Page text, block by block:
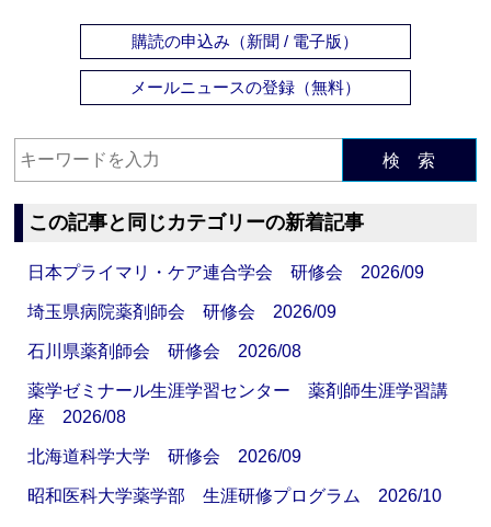
購読の申込み（新聞 / 電子版）
メールニュースの登録（無料）
検 索
この記事と同じカテゴリーの新着記事
日本プライマリ・ケア連合学会 研修会 2026/09
埼玉県病院薬剤師会 研修会 2026/09
石川県薬剤師会 研修会 2026/08
薬学ゼミナール生涯学習センター 薬剤師生涯学習講
座 2026/08
北海道科学大学 研修会 2026/09
昭和医科大学薬学部 生涯研修プログラム 2026/10